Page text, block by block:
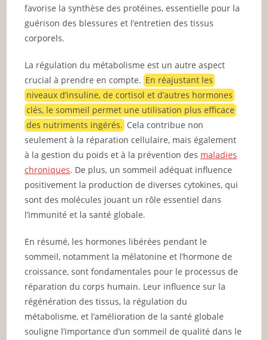
favorise la synthèse des protéines, essentielle pour la
guérison des blessures et l’entretien des tissus
corporels.
La régulation du métabolisme est un autre aspect
crucial à prendre en compte.En réajustant les
niveaux d’insuline, de cortisol et d’autres hormones
clés, le sommeil permet une utilisation plus efficace
des nutriments ingérés. Cela contribue non
seulement à la réparation cellulaire, mais également
à la gestion du poids et à la prévention des maladies
chroniques. De plus, un sommeil adéquat influence
positivement la production de diverses cytokines, qui
sont des molécules jouant un rôle essentiel dans
l’immunité et la santé globale.
En résumé, les hormones libérées pendant le
sommeil, notamment la mélatonine et l’hormone de
croissance, sont fondamentales pour le processus de
réparation du corps humain. Leur influence sur la
régénération des tissus, la régulation du
métabolisme, et l’amélioration de la santé globale
souligne l’importance d’un sommeil de qualité dans le